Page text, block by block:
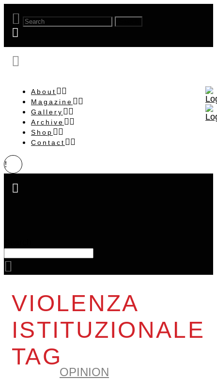
About
Magazine
Gallery
Archive
Shop
Contact
VIOLENZA
ISTITUZIONALE
TAG
OPINION